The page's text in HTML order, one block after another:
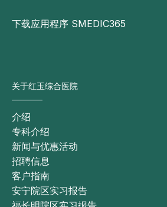
下载应用程序 SMEDIC365
关于红玉综合医院
介绍
专科介绍
新闻与优惠活动
招聘信息
客户指南
安宁院区实习报告